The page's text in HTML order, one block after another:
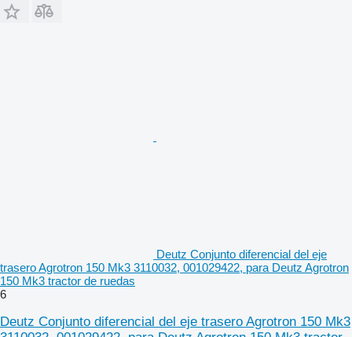
Deutz Conjunto diferencial del eje
trasero Agrotron 150 Mk3 3110032, 001029422, para Deutz Agrotron
150 Mk3 tractor de ruedas
6
Deutz Conjunto diferencial del eje trasero Agrotron 150 Mk3